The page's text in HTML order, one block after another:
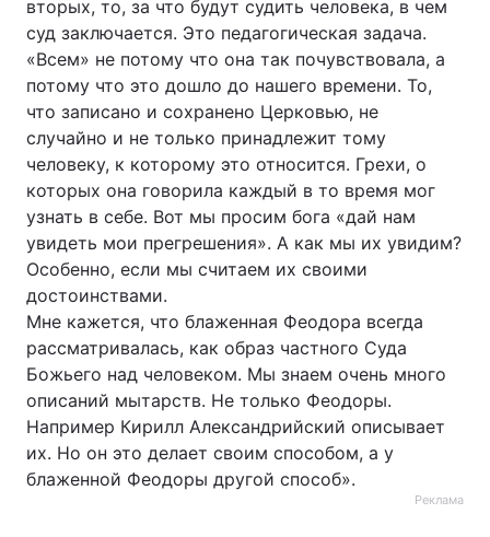
вторых, то, за что будут судить человека, в чем
суд заключается. Это педагогическая задача.
«Всем» не потому что она так почувствовала, а
потому что это дошло до нашего времени. То,
что записано и сохранено Церковью, не
случайно и не только принадлежит тому
человеку, к которому это относится. Грехи, о
которых она говорила каждый в то время мог
узнать в себе. Вот мы просим бога «дай нам
увидеть мои прегрешения». А как мы их увидим?
Особенно, если мы считаем их своими
достоинствами.
Мне кажется, что блаженная Феодора всегда
рассматривалась, как образ частного Суда
Божьего над человеком. Мы знаем очень много
описаний мытарств. Не только Феодоры.
Например Кирилл Александрийский описывает
их. Но он это делает своим способом, а у
блаженной Феодоры другой способ».
Реклама